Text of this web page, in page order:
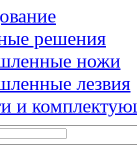
решения
ножи
лезвия
и